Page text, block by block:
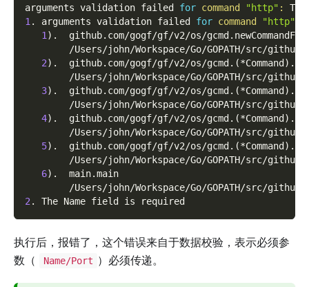
arguments validation failed for command "http" :
1 . arguments validation failed for command
"http"
1 ) .  github.com/gogf/gf/v2/os/
/Users/john/Workspace/Go/GOPATH/src/
2) .  github.com/gogf/gf/v2/os/gcmd. (*Command )
/Users/john/Workspace/Go/GOPATH/src/
3) .  github.com/gogf/gf/v2/os/gcmd. (*Command )
/Users/john/Workspace/Go/GOPATH/src/
4) .  github.com/gogf/gf/v2/os/gcmd. (*Command )
/Users/john/Workspace/Go/GOPATH/src/
5) .  github.com/gogf/gf/v2/os/gcmd. (*Command )
/Users/john/Workspace/Go/GOPATH/src/
6) .  main.main
/Users/john/Workspace/Go/GOPATH/src/
2 . The Name field is required
执行后，报错了，这个错误来自于数据校验，表示必须参
数（
Name/Port ）必须传递。